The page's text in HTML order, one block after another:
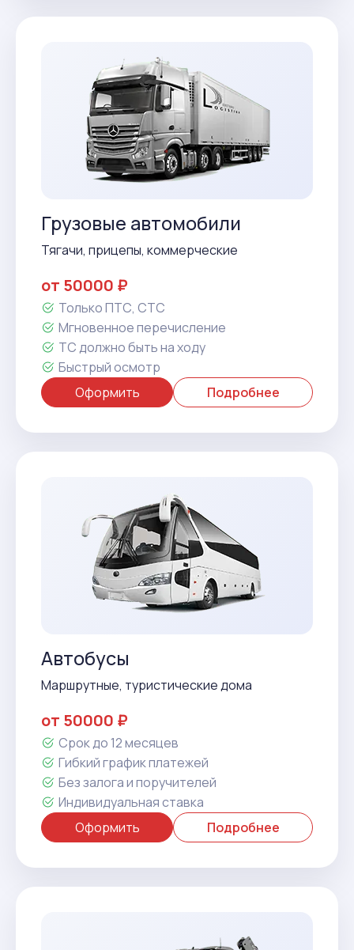
Грузовые автомобили
Тягачи, прицепы, коммерческие
от 50000 ₽
Только ПТС, СТС
Мгновенное перечисление
ТС должно быть на ходу
Быстрый осмотр
Оформить
Подробнее
Автобусы
Маршрутные, туристические дома
от 50000 ₽
Срок до 12 месяцев
Гибкий график платежей
Без залога и поручителей
Индивидуальная ставка
Оформить
Подробнее